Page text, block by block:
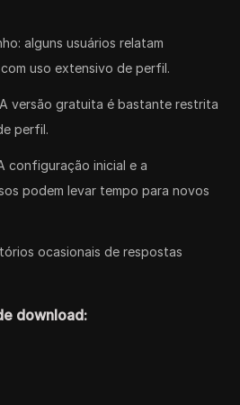
alguns usuários relatam
uso extensivo de perfil.
versão gratuita é bastante restrita
perfil.
configuração inicial e a
podem levar tempo para novos
ocasionais de respostas
download: